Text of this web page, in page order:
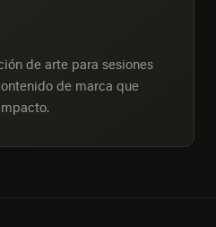
de arte para sesiones
de marca que